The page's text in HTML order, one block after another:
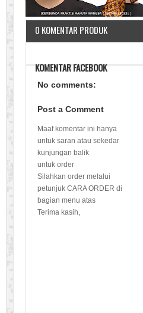
0 KOMENTAR PRODUK
KOMENTAR FACEBOOK
No comments:
Post a Comment
Maaf komentar ini hanya
untuk saran atau sekedar
kunjungan balik
untuk order
Silahkan order melalui
petunjuk CARA ORDER di
bagian menu atas
Terima kasih,